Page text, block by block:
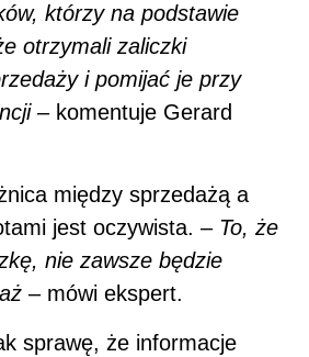
którzy na podstawie
otrzymali zaliczki
i pomijać je przy
– komentuje Gerard
między sprzedażą a
jest oczywista. – To, że
nie zawsze będzie
– mówi ekspert.
sprawę, że informacje